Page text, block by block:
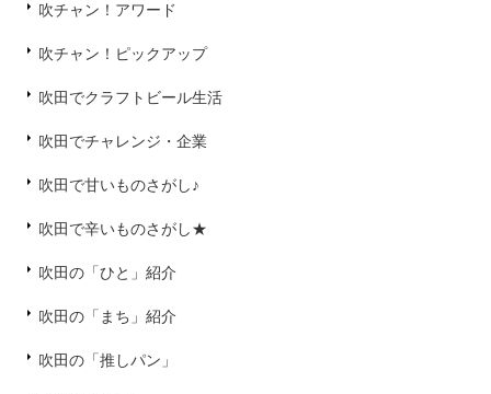
吹チャン！アワード
吹チャン！ピックアップ
吹田でクラフトビール生活
吹田でチャレンジ・企業
吹田で甘いものさがし♪
吹田で辛いものさがし★
吹田の「ひと」紹介
吹田の「まち」紹介
吹田の「推しパン」